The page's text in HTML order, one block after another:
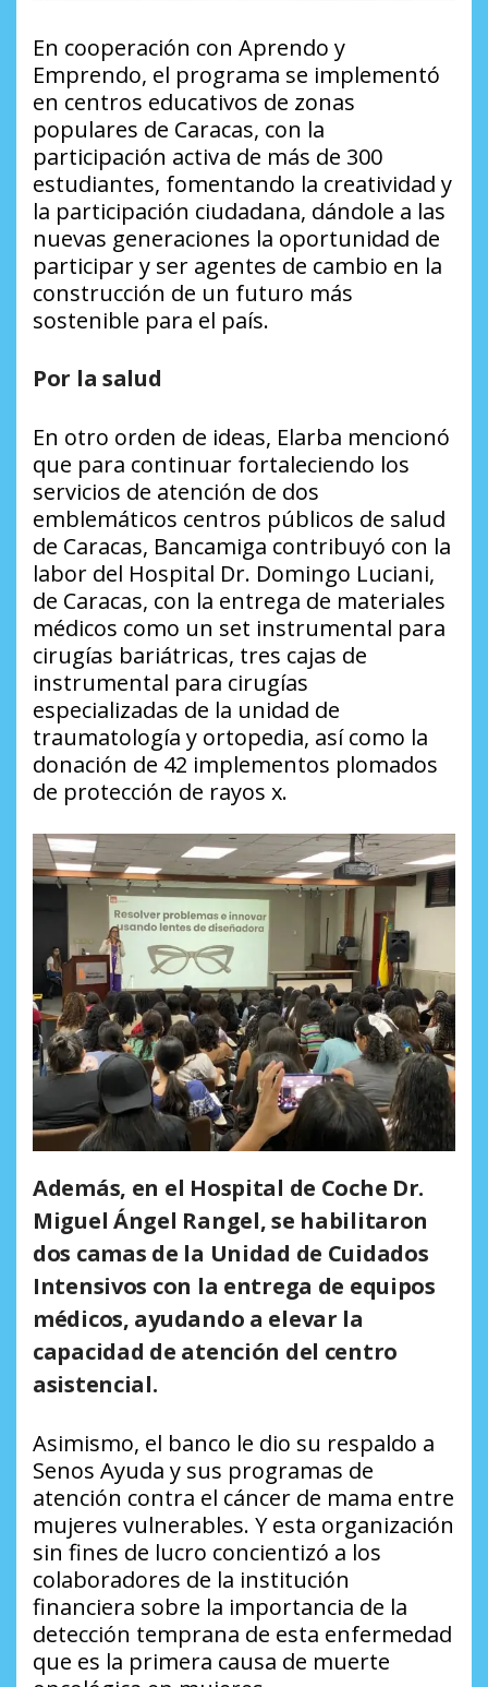
En cooperación con Aprendo y
Emprendo, el programa se implementó
en centros educativos de zonas
populares de Caracas, con la
participación activa de más de 300
estudiantes, fomentando la creatividad y
la participación ciudadana, dándole a las
nuevas generaciones la oportunidad de
participar y ser agentes de cambio en la
construcción de un futuro más
sostenible para el país.
Por la salud
En otro orden de ideas, Elarba mencionó
que para continuar fortaleciendo los
servicios de atención de dos
emblemáticos centros públicos de salud
de Caracas, Bancamiga contribuyó con la
labor del Hospital Dr. Domingo Luciani,
de Caracas, con la entrega de materiales
médicos como un set instrumental para
cirugías bariátricas, tres cajas de
instrumental para cirugías
especializadas de la unidad de
traumatología y ortopedia, así como la
donación de 42 implementos plomados
de protección de rayos x.
Además, en el Hospital de Coche Dr.
Miguel Ángel Rangel, se habilitaron
dos camas de la Unidad de Cuidados
Intensivos con la entrega de equipos
médicos, ayudando a elevar la
capacidad de atención del centro
asistencial.
Asimismo, el banco le dio su respaldo a
Senos Ayuda y sus programas de
atención contra el cáncer de mama entre
mujeres vulnerables. Y esta organización
sin fines de lucro concientizó a los
colaboradores de la institución
financiera sobre la importancia de la
detección temprana de esta enfermedad
que es la primera causa de muerte